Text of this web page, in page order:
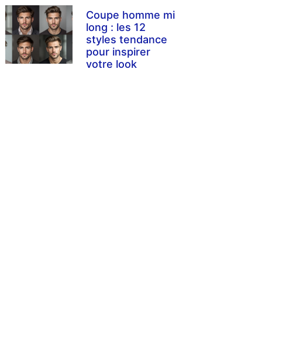
Coupe homme mi
long : les 12
styles tendance
pour inspirer
votre look